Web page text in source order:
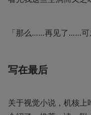
「那么……再见了……可
写在最后
关于视觉小说，机核